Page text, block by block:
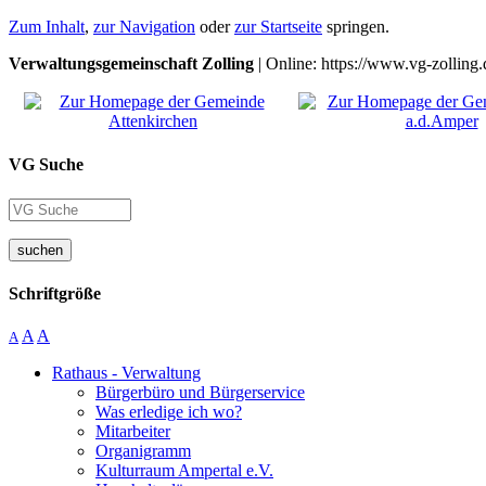
Zum Inhalt, zur Navigation oderzur Startseite springen.
Verwaltungsgemeinschaft Zolling | Online: https://www.vg-
VG Suche
suchen
Schriftgröße
A A A
Rathaus - Verwaltung
Bürgerbüro und Bürgerservice
Was erledige ich wo?
Mitarbeiter
Organigramm
Kulturraum Ampertal e.V.